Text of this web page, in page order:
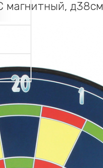
магнитный, д38см